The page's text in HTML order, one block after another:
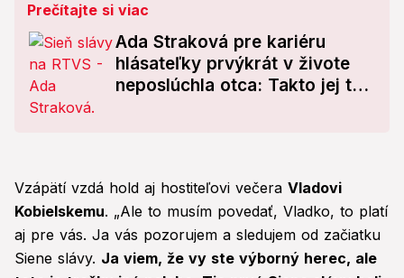
Prečítajte si viac
Ada Straková pre kariéru
hlásateľky prvýkrát v živote
neposlúchla otca: Takto jej to
Vzápätí vzdá hold aj hostiteľovi večera Vladovi
Kobielskemu. „Ale to musím povedať, Vladko, to platí
aj pre vás. Ja vás pozorujem a sledujem od začiatku
Siene slávy. Ja viem, že vy ste výborný herec, ale